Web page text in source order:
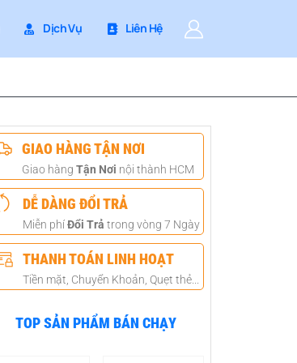
Dịch Vụ Liên Hệ
GIAO HÀNG TẬN NƠI
Giao hàngTận Nơi nội thành HCM
DỄ DÀNG ĐỔI TRẢ
Miễn phíĐổi Trả trong vòng 7 Ngày
THANH TOÁN LINH HOẠT
Tiền mặt, Chuyển Khoản, Quẹt thẻ...
TOP SẢN PHẨM BÁN CHẠY